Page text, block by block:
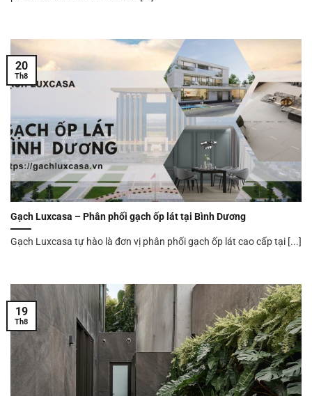
Gạch Luxcasa – Phân phối gạch ốp lát tại Bình Dương
Gạch Luxcasa tự hào là đơn vị phân phối gạch ốp lát cao cấp tại [...]
20
Th8
19
Th8